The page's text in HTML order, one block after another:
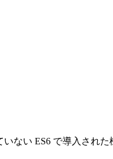
ない ES6 で導入され